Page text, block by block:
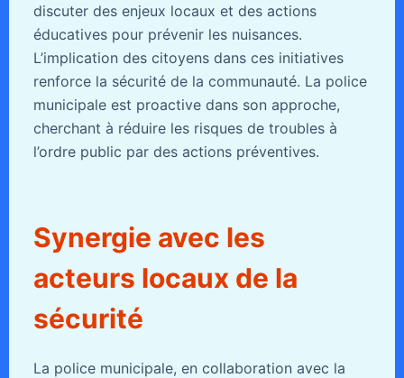
discuter des enjeux locaux et des actions
éducatives pour prévenir les nuisances.
L’implication des citoyens dans ces initiatives
renforce la sécurité de la communauté. La police
municipale est proactive dans son approche,
cherchant à réduire les risques de troubles à
l’ordre public par des actions préventives.
Synergie avec les
acteurs locaux de la
sécurité
La police municipale, en collaboration avec la